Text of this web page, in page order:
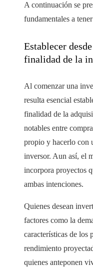
A continuación se
fundamentales a
Establecer
finalidad de la
Al comenzar una
resulta esencial
finalidad de la
notables entre
propio y hacerlo con
inversor. Aun así, el
incorpora proyectos
ambas intenciones.
Quienes desean
factores como la
características de los
rendimiento
quienes anteponen